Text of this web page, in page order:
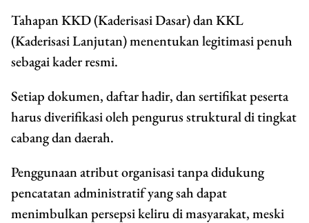
Tahapan KKD (Kaderisasi Dasar) dan KKL
(Kaderisasi Lanjutan) menentukan legitimasi penuh
sebagai kader resmi.
Setiap dokumen, daftar hadir, dan sertifikat peserta
harus diverifikasi oleh pengurus struktural di tingkat
cabang dan daerah.
Penggunaan atribut organisasi tanpa didukung
pencatatan administratif yang sah dapat
menimbulkan persepsi keliru di masyarakat, meski